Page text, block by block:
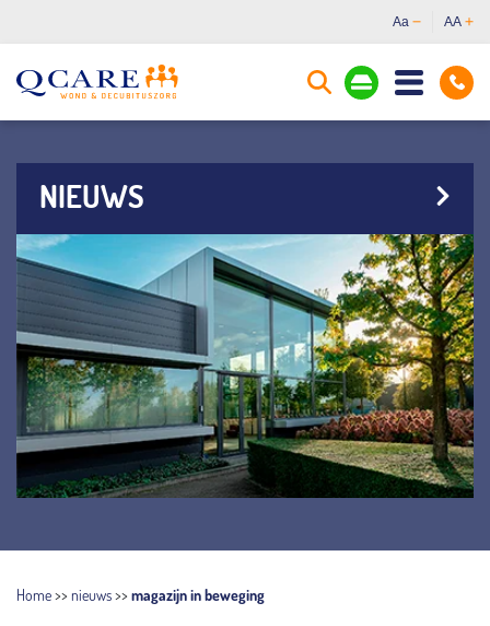
Aa AA
NIEUWS
Home>> nieuws>> magazijn in beweging